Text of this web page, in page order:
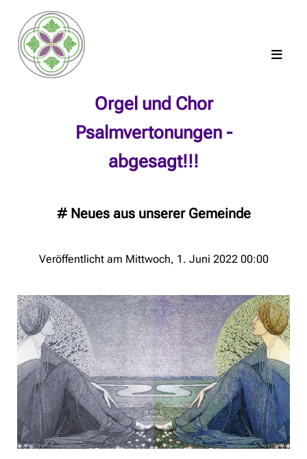
Orgel und Chor
Psalmvertonungen -
abgesagt!!!
# Neues aus unserer Gemeinde
Veröffentlicht am Mittwoch, 1. Juni 2022 00:00